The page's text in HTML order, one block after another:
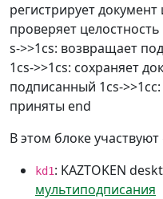
регистрирует
проверяет
s->>1cs: возвращает
1cs->>1cs: сохраняет
подписанный 1cs-
приняты end
В этом блоке
kd1: KAZTOKEN
мультиподписания